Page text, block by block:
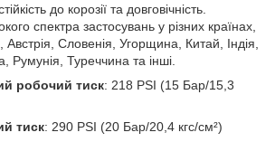
до корозії та довговічність.
спектра застосувань у різних країнах,
Австрія, Словенія, Угорщина, Китай, Індія,
Румунія, Туреччина та інші.
робочий тиск: 218 PSI (15 Бар/15,3
тиск: 290 PSI (20 Бар/20,4 кгс/см²)